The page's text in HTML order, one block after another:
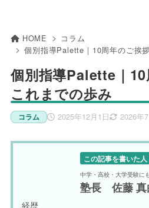
HOME
コラム
個別指導Palette｜10周年のご挨
個別指導Palette｜10
これまでの歩み
2025年12月1日 2026年
コラム
この記事を書いた人
中学・高校・大学受験に
塾長 佐藤 真
経歴